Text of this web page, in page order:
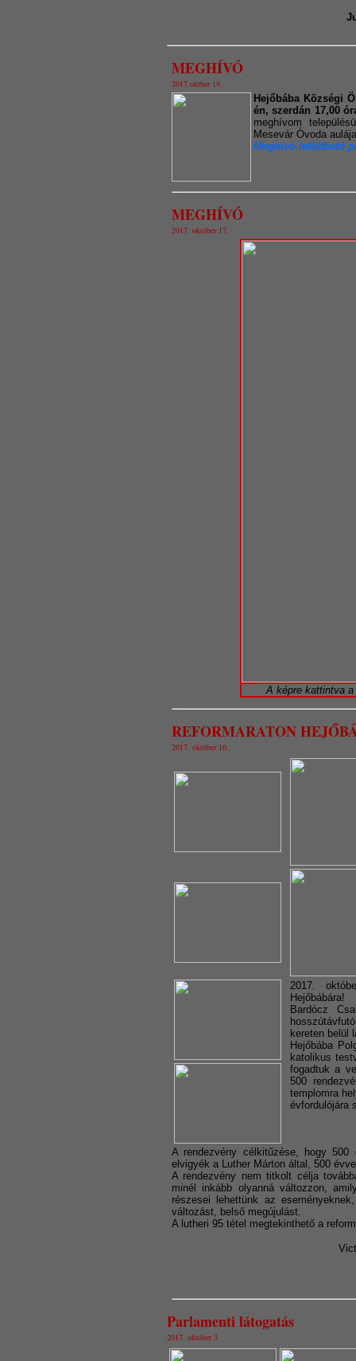
MEGHÍVÓ
2017.oktber 19.
Hejőbába Községi
én, szerdán 17,00
meghívom
Mesevár Óvoda aulája
Meghívó letölthető
MEGHÍVÓ
2017. október 17.
A képre kattintva
REFORMARATON
2017. október 10.
2017.
Hejőbábára!
Bardócz
kereten belül
Hejőbába
katolikus
fogadtuk a
500
templomra
évfordulójára
A rendezvény célkitűzése, hogy
elvigyék a Luther Márton által, 500
A rendezvény nem titkolt célja
minél inkább olyanná változzon,
részesei lehettünk az
változást, belső megújulást.
A lutheri 95 tétel megtekinthető a
Parlamenti látogatás
2017. október 3.